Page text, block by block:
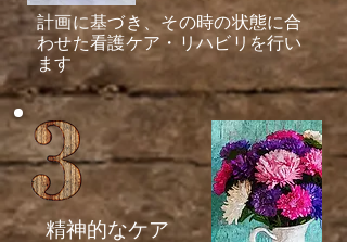
​計画に基づき、その時の状態に合
わせた看護ケア・リハビリを行い
ます
​精神的なケア